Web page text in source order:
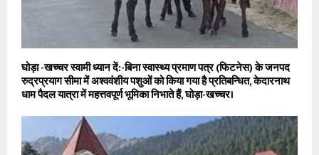
घोड़ा -खच्चर स्वामी ध्यान दें:-बिना स्वास्थ्य प्रमाण पत्र (फिटनेस) के जनपद
रुद्रप्रयाग सीमा में अश्ववंशीय पशुओं को किया गया है प्रतिबन्धित, केदारनाथ
धाम पैदल यात्रा में महत्तवपूर्ण भूमिका निभाते हैं, घोड़ा-खच्चर।